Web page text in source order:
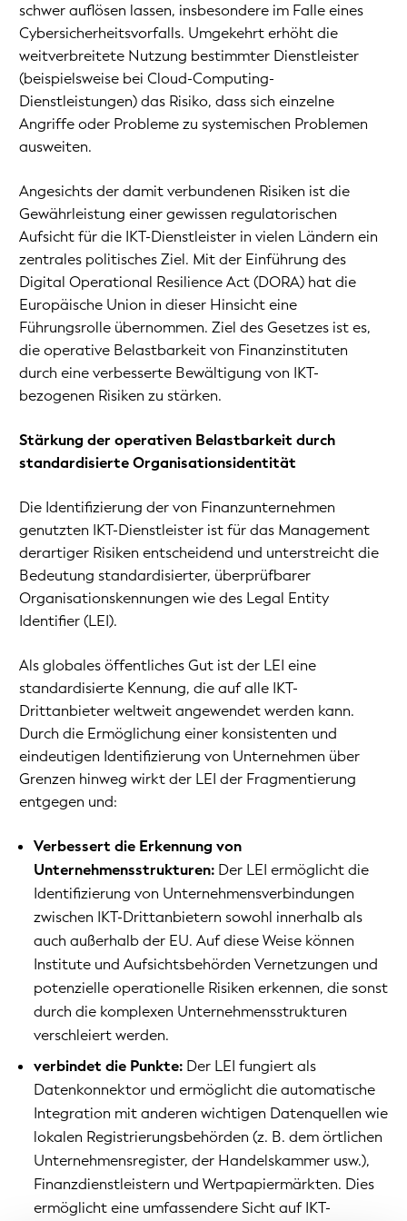
schwer auflösen lassen, insbesondere im Falle eines
Cybersicherheitsvorfalls. Umgekehrt erhöht die
weitverbreitete Nutzung bestimmter Dienstleister
(beispielsweise bei Cloud-Computing-
Dienstleistungen) das Risiko, dass sich einzelne
Angriffe oder Probleme zu systemischen Problemen
ausweiten.
Angesichts der damit verbundenen Risiken ist die
Gewährleistung einer gewissen regulatorischen
Aufsicht für die IKT-Dienstleister in vielen Ländern ein
zentrales politisches Ziel. Mit der Einführung des
Digital Operational Resilience Act (DORA) hat die
Europäische Union in dieser Hinsicht eine
Führungsrolle übernommen. Ziel des Gesetzes ist es,
die operative Belastbarkeit von Finanzinstituten
durch eine verbesserte Bewältigung von IKT-
bezogenen Risiken zu stärken.
Stärkung der operativen Belastbarkeit durch
standardisierte Organisationsidentität
Die Identifizierung der von Finanzunternehmen
genutzten IKT-Dienstleister ist für das Management
derartiger Risiken entscheidend und unterstreicht die
Bedeutung standardisierter, überprüfbarer
Organisationskennungen wie des Legal Entity
Identifier (LEI).
Als globales öffentliches Gut ist der LEI eine
standardisierte Kennung, die auf alle IKT-
Drittanbieter weltweit angewendet werden kann.
Durch die Ermöglichung einer konsistenten und
eindeutigen Identifizierung von Unternehmen über
Grenzen hinweg wirkt der LEI der Fragmentierung
entgegen und:
Verbessert die Erkennung von
Unternehmensstrukturen: Der LEI ermöglicht die
Identifizierung von Unternehmensverbindungen
zwischen IKT-Drittanbietern sowohl innerhalb als
auch außerhalb der EU. Auf diese Weise können
Institute und Aufsichtsbehörden Vernetzungen und
potenzielle operationelle Risiken erkennen, die sonst
durch die komplexen Unternehmensstrukturen
verschleiert werden.
verbindet die Punkte: Der LEI fungiert als
Datenkonnektor und ermöglicht die automatische
Integration mit anderen wichtigen Datenquellen wie
lokalen Registrierungsbehörden (z. B. dem örtlichen
Unternehmensregister, der Handelskammer usw.),
Finanzdienstleistern und Wertpapiermärkten. Dies
ermöglicht eine umfassendere Sicht auf IKT-